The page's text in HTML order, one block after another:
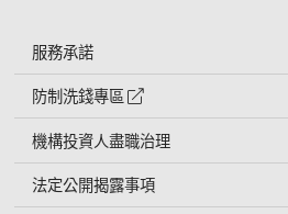
服務承諾
防制洗錢專區
外網連結符號
機構投資人盡職治理
法定公開揭露事項